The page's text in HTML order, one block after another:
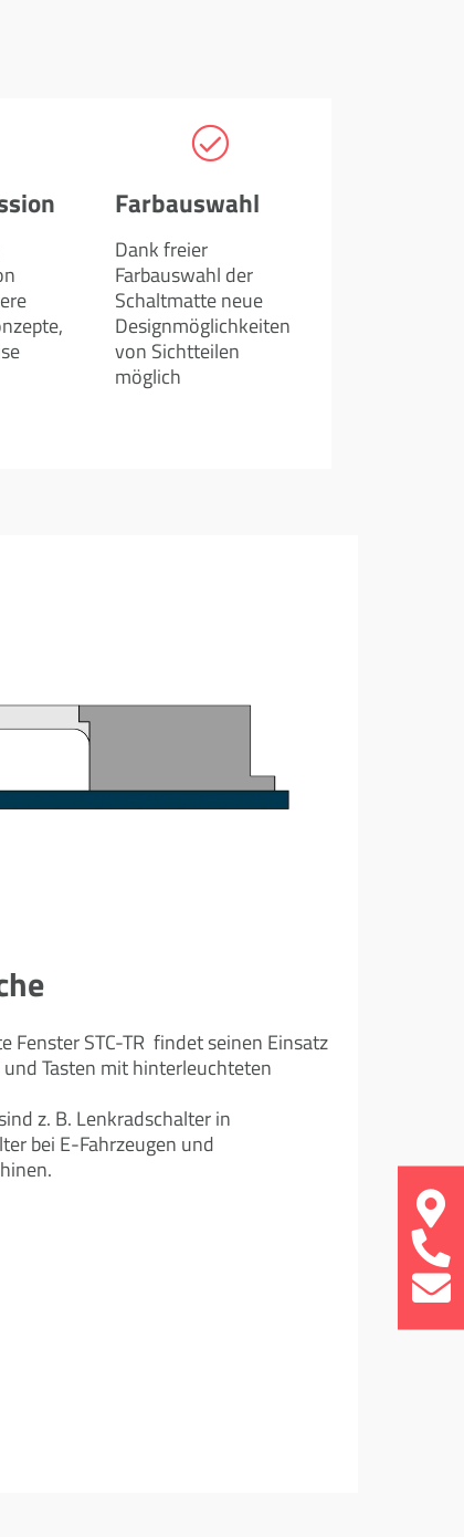
Farbauswahl
Dank freier
Farbauswahl der
Schaltmatte neue
Designmöglichkeiten
von Sichtteilen
möglich
Fenster STC-TR findet seinen Einsatz
Tasten mit hinterleuchteten
z. B. Lenkradschalter in
bei E-Fahrzeugen und